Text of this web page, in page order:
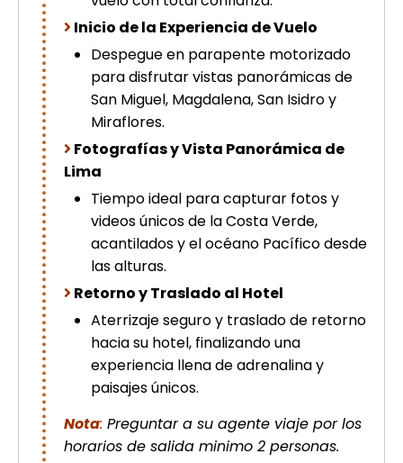
Tour de lujo Cusco 8 dias
Machupicchu + Hotel 4*
Tour Tiahuanaco desde Puno 1 día-
Puerta del Sol & Bolivia
Tour Uros Taquile 1 día | Salidas
desde Puno
Inicio de la Experiencia de Vuelo
Despegue en parapente motorizado
para disfrutar vistas panorámicas de
San Miguel, Magdalena, San Isidro y
Miraflores.
Fotografías y Vista Panorámica de
Lima
Tiempo ideal para capturar fotos y
videos únicos de la Costa Verde,
acantilados y el océano Pacífico desde
las alturas.
Retorno y Traslado al Hotel
Aterrizaje seguro y traslado de retorno
hacia su hotel, finalizando una
experiencia llena de adrenalina y
paisajes únicos.
Nota: Preguntar a su agente viaje por los
horarios de salida minimo 2 personas.